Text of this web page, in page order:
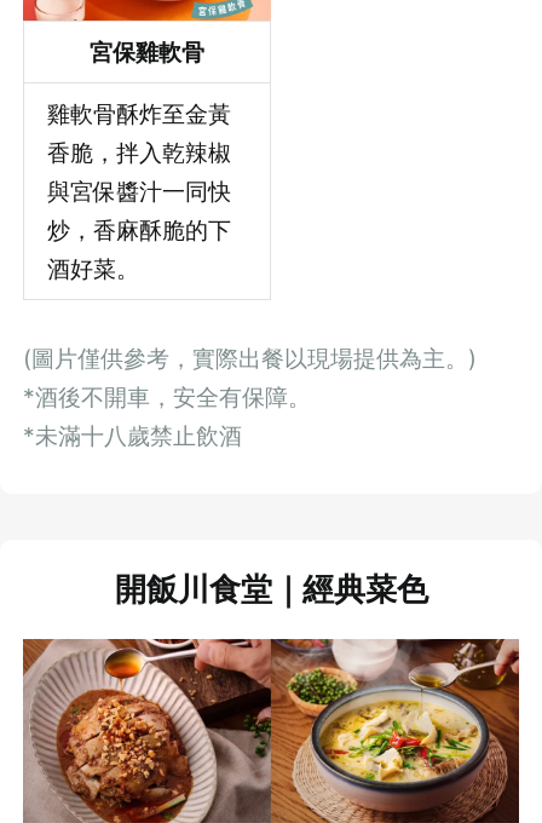
宮保雞軟骨
雞軟骨酥炸至金黃
香脆，拌入乾辣椒
與宮保醬汁一同快
炒，香麻酥脆的下
酒好菜。
(圖片僅供參考，實際出餐以現場提供為主。)
*酒後不開車，安全有保障。
*未滿十八歲禁止飲酒
開飯川食堂｜經典菜色